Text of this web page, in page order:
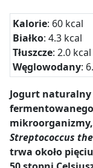
Kalorie: 60 kcal
Białko: 4.3 kcal
Tłuszcze: 2.0 kcal
Węglowodany:
Jogurt
Streptococcus
trwa około